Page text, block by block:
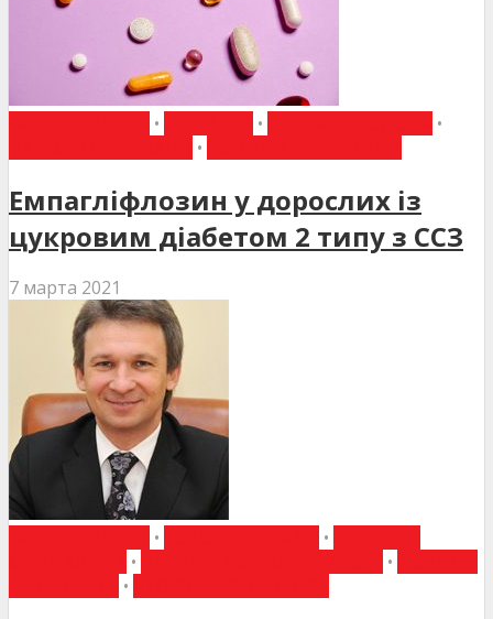
• •
•
•
Емпагліфлозин у дорослих із
цукровим діабетом 2 типу з ССЗ
7 марта 2021
• •
• •
•